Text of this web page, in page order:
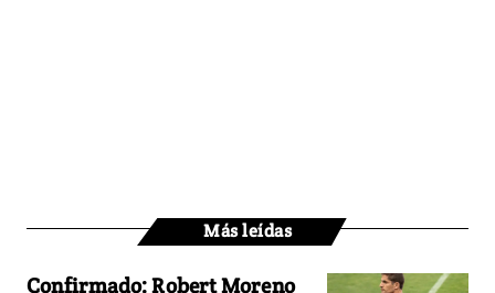
Más leídas
Confirmado: Robert Moreno